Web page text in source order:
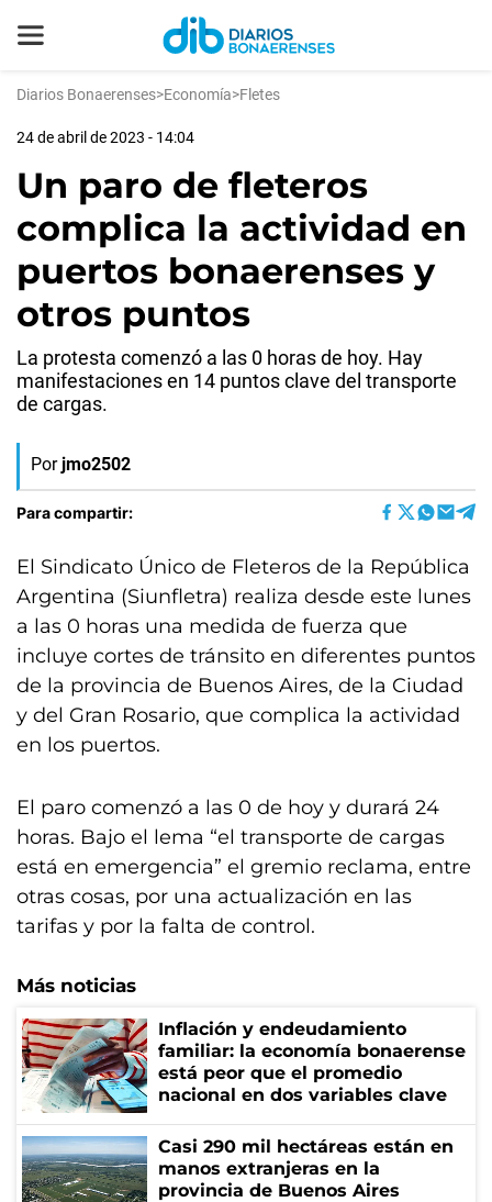
Diarios Bonaerenses>Economía>Fletes
24 de abril de 2023 - 14:04
Un paro de fleteros
complica la actividad en
puertos bonaerenses y
otros puntos
La protesta comenzó a las 0 horas de hoy. Hay
manifestaciones en 14 puntos clave del transporte
de cargas.
Por jmo2502
Para compartir:
El Sindicato Único de Fleteros de la República
Argentina (Siunfletra) realiza desde este lunes
a las 0 horas una medida de fuerza que
incluye cortes de tránsito en diferentes puntos
de la provincia de Buenos Aires, de la Ciudad
y del Gran Rosario, que complica la actividad
en los puertos.
El paro comenzó a las 0 de hoy y durará 24
horas. Bajo el lema “el transporte de cargas
está en emergencia” el gremio reclama, entre
otras cosas, por una actualización en las
tarifas y por la falta de control.
Más noticias
Inflación y endeudamiento
familiar: la economía bonaerense
está peor que el promedio
nacional en dos variables clave
Casi 290 mil hectáreas están en
manos extranjeras en la
provincia de Buenos Aires